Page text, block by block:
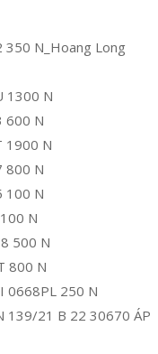
350 N_Hoang Long
1300 N
600 N
1900 N
800 N
100 N
N
500 N
800 N
0668PL 250 N
139/21 B 22 30670 ÁP